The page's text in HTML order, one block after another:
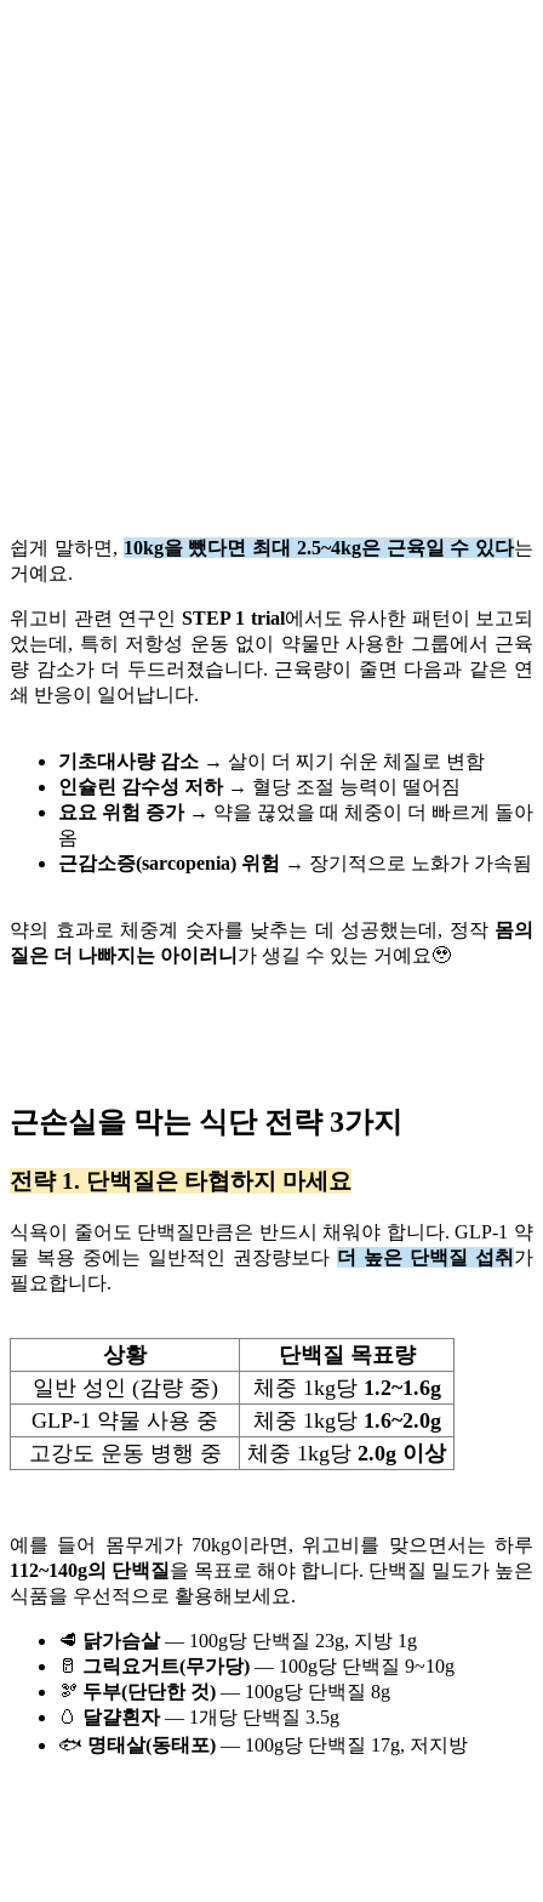
쉽게 말하면, 10kg을 뺐다면 최대 2.5~4kg은 근육일 수 있다는
거예요.
위고비 관련 연구인 STEP 1 trial에서도 유사한 패턴이 보고되
었는데, 특히 저항성 운동 없이 약물만 사용한 그룹에서 근육
량 감소가 더 두드러졌습니다. 근육량이 줄면 다음과 같은 연
쇄 반응이 일어납니다.
기초대사량 감소 → 살이 더 찌기 쉬운 체질로 변함
인슐린 감수성 저하→ 혈당 조절 능력이 떨어짐
요요 위험 증가→ 약을 끊었을 때 체중이 더 빠르게 돌아
옴
근감소증(sarcopenia) 위험 → 장기적으로 노화가 가속됨
약의 효과로 체중계 숫자를 낮추는 데 성공했는데, 정작 몸의
질은 더 나빠지는 아이러니 가 생길 수 있는 거예요🥹
근손실을 막는 식단 전략 3가지
전략 1. 단백질은 타협하지 마세요
식욕이 줄어도 단백질만큼은 반드시 채워야 합니다. GLP-1 약
물 복용 중에는 일반적인 권장량보다 더 높은 단백질 섭취 가
필요합니다.
상황
단백질 목표량
일반 성인 (감량 중)
체중 1kg당 1.2~1.6g
GLP-1 약물 사용 중
체중 1kg당 1.6~2.0g
고강도 운동 병행 중
체중 1kg당 2.0g 이상
예를 들어 몸무게가 70kg이라면, 위고비를 맞으면서는 하루
112~140g의 단백질 을 목표로 해야 합니다. 단백질 밀도가 높은
식품을 우선적으로 활용해보세요.
🥩 닭가슴살— 100g당 단백질 23g, 지방 1g
🥛 그릭요거트(무가당) — 100g당 단백질 9~10g
🫘 두부(단단한 것) — 100g당 단백질 8g
🥚 달걀흰자— 1개당 단백질 3.5g
🐟 명태살(동태포) — 100g당 단백질 17g, 저지방